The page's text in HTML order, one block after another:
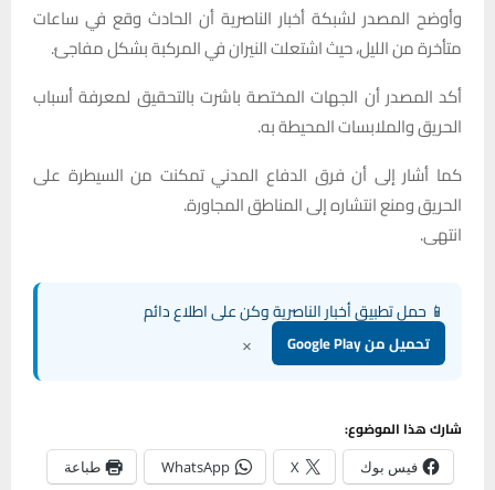
وأوضح المصدر لشبكة أخبار الناصرية أن الحادث وقع في ساعات
متأخرة من الليل، حيث اشتعلت النيران في المركبة بشكل مفاجئ.
أكد المصدر أن الجهات المختصة باشرت بالتحقيق لمعرفة أسباب
الحريق والملابسات المحيطة به.
كما أشار إلى أن فرق الدفاع المدني تمكنت من السيطرة على
الحريق ومنع انتشاره إلى المناطق المجاورة.
انتهى.
📱 حمل تطبيق أخبار الناصرية وكن على اطلاع دائم
تحميل من Google Play ×
شارك هذا الموضوع:
فيس بوك X
WhatsApp طباعة